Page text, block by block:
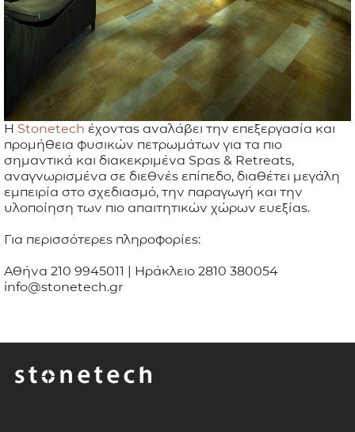
Η Stonetech έχοντας αναλάβει την επεξεργασία και
προμήθεια φυσικών πετρωμάτων για τα πιο
σημαντικά και διακεκριμένα Spas & Retreats,
αναγνωρισμένα σε διεθνές επίπεδο, διαθέτει μεγάλη
εμπειρία στο σχεδιασμό, την παραγωγή και την
υλοποίηση των πιο απαιτητικών χώρων ευεξίας.
Για περισσότερες πληροφορίες:
Αθήνα 210 9945011 | Ηράκλειο 2810 380054
info@stonetech.gr